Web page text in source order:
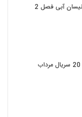
دانلود سریال نیسان آبی فصل 2